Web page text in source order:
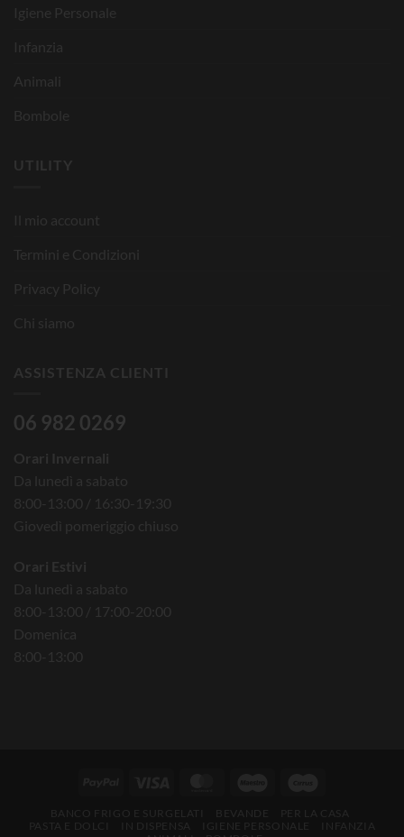
Igiene Personale
Infanzia
Animali
Bombole
UTILITY
Il mio account
Termini e Condizioni
Privacy Policy
Chi siamo
ASSISTENZA CLIENTI
06 982 0269
Orari Invernali
Da lunedì a sabato
8:00-13:00 / 16:30-19:30
Giovedì pomeriggio chiuso
Orari Estivi
Da lunedì a sabato
8:00-13:00 / 17:00-20:00
Domenica
8:00-13:00